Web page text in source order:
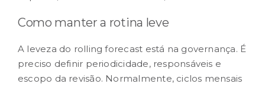
Como manter a rotina leve
A leveza do rolling forecast está na governança. É
preciso definir periodicidade, responsáveis e
escopo da revisão. Normalmente, ciclos mensais